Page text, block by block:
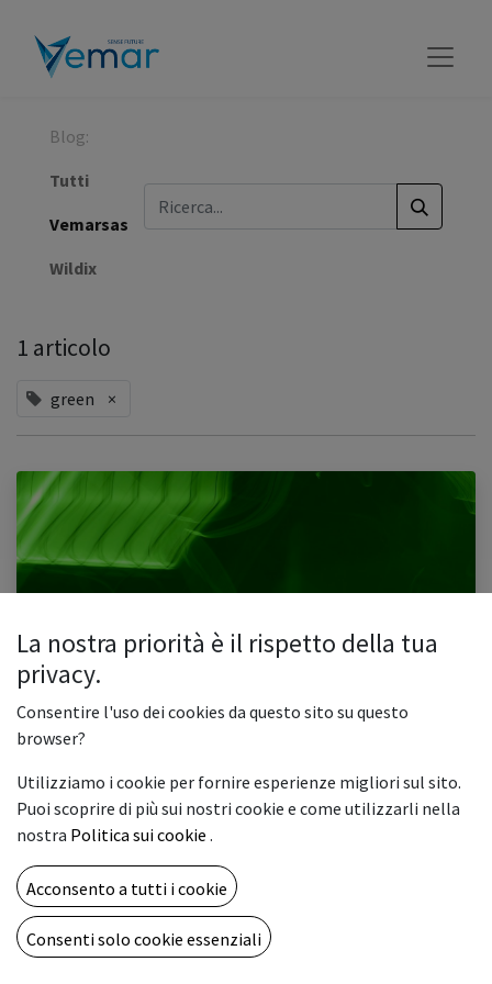
Blog:
Tutti
Vemarsas
Wildix
1 articolo
green ×
Le PMI e le transizioni green
1. Introduzione 2. Le PMI sono coinvolte nel cambiamento? 3. Gli incentivi
economici che non conosci 4. Comunicare il cambiamento, per tutti 5. Il
rischio greenwashing Introduzione Negli ultimi anni, ...
0 1848
CHI SIAMO
Una full immersion nel mondo della stampa digitale e delle
artigrafiche al fine di condividere idee e tecnologie
innovative.
La nostra priorità è il rispetto della tua
privacy.
Consentire l'uso dei cookies da questo sito su questo
browser?
Utilizziamo i cookie per fornire esperienze migliori sul sito.
Puoi scoprire di più sui nostri cookie e come utilizzarli nella
nostra Politica sui cookie .
Acconsento a tutti i cookie
Consenti solo cookie essenziali